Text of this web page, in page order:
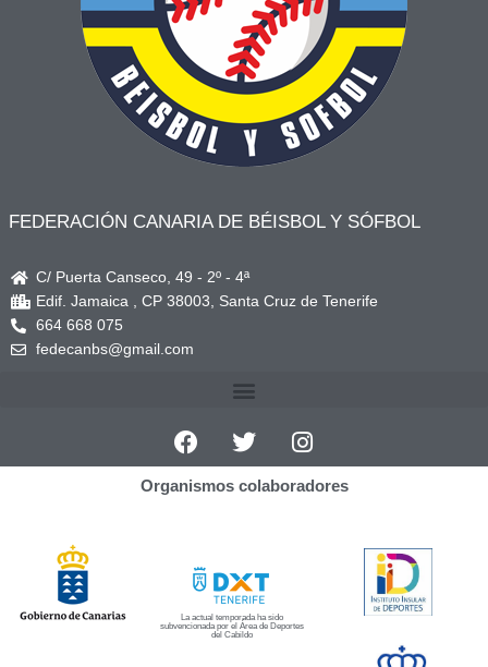
FEDERACIÓN CANARIA DE BÉISBOL Y SÓFBOL
C/ Puerta Canseco, 49 - 2º - 4ª
Edif. Jamaica , CP 38003, Santa Cruz de Tenerife
664 668 075
fedecanbs@gmail.com
Organismos colaboradores
La actual temporada ha sido
subvencionada por el Área de Deportes
del Cabildo